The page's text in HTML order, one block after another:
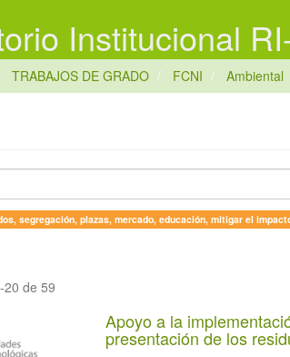
Institucional
TRABAJOS DE GRADO FCNI Ambiental
segregación, plazas, mercado, educación, mitigar el
de 59
Apoyo a la
presentación de los